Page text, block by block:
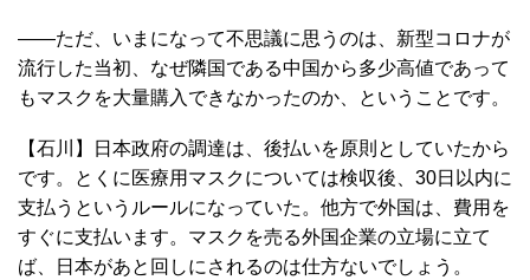
――ただ、いまになって不思議に思うのは、新型コロナが
流行した当初、なぜ隣国である中国から多少高値であって
もマスクを大量購入できなかったのか、ということです。
【石川】日本政府の調達は、後払いを原則としていたから
です。とくに医療用マスクについては検収後、30日以内に
支払うというルールになっていた。他方で外国は、費用を
すぐに支払います。マスクを売る外国企業の立場に立て
ば、日本があと回しにされるのは仕方ないでしょう。